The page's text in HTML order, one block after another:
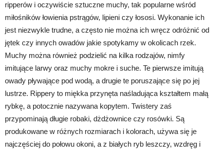
ripperów i oczywiście sztuczne muchy, tak popularne wśród
miłośników łowienia pstrągów, lipieni czy łososi. Wykonanie ich
jest niezwykle trudne, a często nie można ich wręcz odróżnić od
jętek czy innych owadów jakie spotykamy w okolicach rzek.
Muchy można również podzielić na kilka rodzajów, nimfy
imitujące larwy oraz muchy mokre i suche. Te pierwsze imitują
owady pływające pod wodą, a drugie te poruszające się po jej
lustrze. Rippery to miękka przynęta naśladująca kształtem małą
rybkę, a potocznie nazywana kopytem. Twistery zaś
przypominają długie robaki, dżdżownice czy rosówki. Są
produkowane w różnych rozmiarach i kolorach, używa się je
najczęściej do połowu okoni, a z białych ryb leszczy, wzdręg i